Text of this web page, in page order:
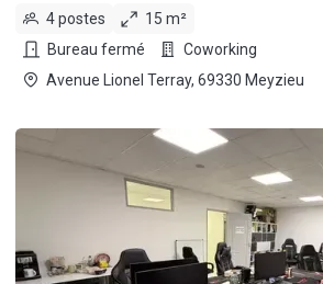
4 postes
15 m²
Bureau fermé
Coworking
Avenue Lionel Terray, 69330 Meyzieu